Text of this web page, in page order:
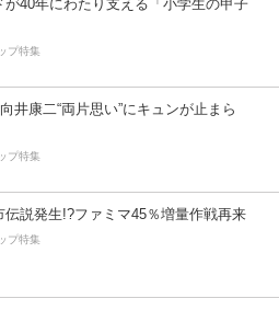
が40年にわたり支える「小学生の甲子
プ特集
井康二“両片思い”にキュンが止まら
プ特集
伝説発生!?ファミマ45％増量作戦再来
プ特集